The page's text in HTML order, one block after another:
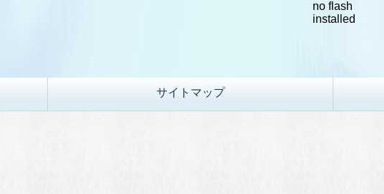
サイトマップ
no flash
installed